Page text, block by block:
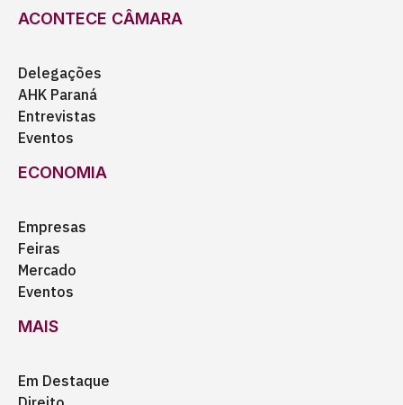
ACONTECE CÂMARA
Delegações
AHK Paraná
Entrevistas
Eventos
ECONOMIA
Empresas
Feiras
Mercado
Eventos
MAIS
Em Destaque